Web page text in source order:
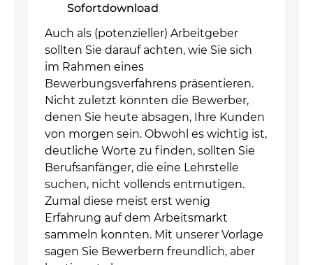
Sofortdownload
Auch als (potenzieller) Arbeitgeber
sollten Sie darauf achten, wie Sie sich
im Rahmen eines
Bewerbungsverfahrens präsentieren.
Nicht zuletzt könnten die Bewerber,
denen Sie heute absagen, Ihre Kunden
von morgen sein. Obwohl es wichtig ist,
deutliche Worte zu finden, sollten Sie
Berufsanfänger, die eine Lehrstelle
suchen, nicht vollends entmutigen.
Zumal diese meist erst wenig
Erfahrung auf dem Arbeitsmarkt
sammeln konnten. Mit unserer Vorlage
sagen Sie Bewerbern freundlich, aber